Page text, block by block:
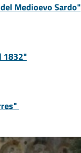
Medioevo Sardo"
1832"